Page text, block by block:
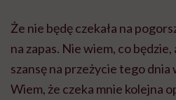
Że nie będę czekała na
na zapas. Nie wiem, co
szansę na przeżycie tego dnia
Wiem, że czeka mnie kolejna